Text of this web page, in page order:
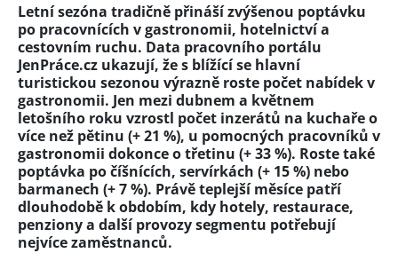
Letní sezóna tradičně přináší zvýšenou poptávku
po pracovnících v gastronomii, hotelnictví a
cestovním ruchu. Data pracovního portálu
JenPráce.cz ukazují, že s blížící se hlavní
turistickou sezonou výrazně roste počet nabídek v
gastronomii. Jen mezi dubnem a květnem
letošního roku vzrostl počet inzerátů na kuchaře o
více než pětinu (+ 21 %), u pomocných pracovníků v
gastronomii dokonce o třetinu (+ 33 %). Roste také
poptávka po číšnících, servírkách (+ 15 %) nebo
barmanech (+ 7 %). Právě teplejší měsíce patří
dlouhodobě k obdobím, kdy hotely, restaurace,
penziony a další provozy segmentu potřebují
nejvíce zaměstnanců.